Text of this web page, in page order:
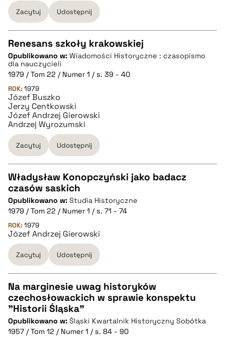
pobierz cytat
Zacytuj Udostępnij
CZYSTY TEKST
pobierz cytat
BIBTEX
pobierz cytat
Renesans szkoły krakowskiej
Opublikowano w: Wiadomości Historyczne : czasopismo
dla nauczycieli
1979 / Tom 22 / Numer 1 / s. 39 - 40
ROK: 1979
Józef Buszko
Jerzy Centkowski
Józef Andrzej Gierowski
Andrzej Wyrozumski
Zacytuj Udostępnij
CZYSTY TEKST
pobierz cytat
BIBTEX
pobierz cytat
Władysław Konopczyński jako badacz
czasów saskich
Opublikowano w: Studia Historyczne
1979 / Tom 22 / Numer 1 / s. 71 - 74
ROK: 1979
Józef Andrzej Gierowski
Zacytuj Udostępnij
CZYSTY TEKST
pobierz cytat
Na marginesie uwag historyków
czechosłowackich w sprawie konspektu
"Historii Śląska"
Opublikowano w: Śląski Kwartalnik Historyczny Sobótka
1957 / Tom 12 / Numer 1 / s. 84 - 90